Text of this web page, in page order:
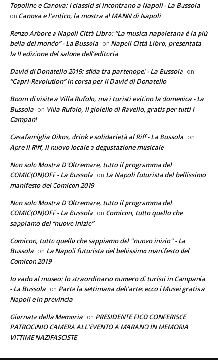
Topolino e Canova: i classici si incontrano a Napoli - La Bussola
on Canova e l’antico, la mostra al MANN di Napoli
Renzo Arbore a Napoli Città Libro: “La musica napoletana è la più
bella del mondo” - La Bussola on Napoli Città Libro, presentata
la II edizione del salone dell’editoria
David di Donatello 2019: sfida tra partenopei - La Bussola on
“Capri-Revolution” in corsa per il David di Donatello
Boom di visite a Villa Rufolo, ma i turisti evitino la domenica - La
Bussola on Villa Rufolo, il gioiello di Ravello, gratis per tutti i
Campani
Casafamiglia Oikos, drink e solidarietà al Riff - La Bussola on
Apre il Riff, il nuovo locale a degustazione musicale
Non solo Mostra D'Oltremare, tutto il programma del
COMIC(ON)OFF - La Bussola on La Napoli futurista del bellissimo
manifesto del Comicon 2019
Non solo Mostra D'Oltremare, tutto il programma del
COMIC(ON)OFF - La Bussola on Comicon, tutto quello che
sappiamo del “nuovo inizio”
Comicon, tutto quello che sappiamo del "nuovo inizio" - La
Bussola on La Napoli futurista del bellissimo manifesto del
Comicon 2019
Io vado al museo: lo straordinario numero di turisti in Campania
- La Bussola on Parte la settimana dell’arte: ecco i Musei gratis a
Napoli e in provincia
Giornata della Memoria on PRESIDENTE FICO CONFERISCE
PATROCINIO CAMERA ALL’EVENTO A MARANO IN MEMORIA
VITTIME NAZIFASCISTE